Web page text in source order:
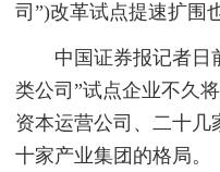
司”)改革试点提速扩围
中国证券报记者日前
类公司”试点企业不久
资本运营公司、二十几
十家产业集团的格局。